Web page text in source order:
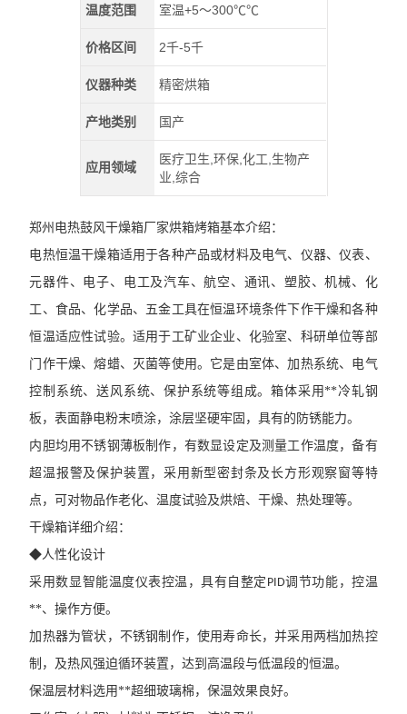
温度范围 室温+5～300℃℃
价格区间 2千-5千
仪器种类 精密烘箱
产地类别 国产
应用领域
医疗卫生,环保,化工,生物产
业,综合
郑州电热鼓风干燥箱厂家烘箱烤箱基本介绍：
电热恒温干燥箱适用于各种产品或材料及电气、仪器、仪表、
元器件、电子、电工及汽车、航空、通讯、塑胶、机械、化
工、食品、化学品、五金工具在恒温环境条件下作干燥和各种
恒温适应性试验。适用于工矿业企业、化验室、科研单位等部
门作干燥、熔蜡、灭菌等使用。它是由室体、加热系统、电气
控制系统、送风系统、保护系统等组成。箱体采用**冷轧钢
板，表面静电粉末喷涂，涂层坚硬牢固，具有的防锈能力。
内胆均用不锈钢薄板制作，有数显设定及测量工作温度，备有
超温报警及保护装置，采用新型密封条及长方形观察窗等特
点，可对物品作老化、温度试验及烘焙、干燥、热处理等。
干燥箱详细介绍：
◆人性化设计
采用数显智能温度仪表控温，具有自整定 PID调节功能，控温
**、操作方便。
加热器为管状，不锈钢制作，使用寿命长，并采用两档加热控
制，及热风强迫循环装置，达到高温段与低温段的恒温。
保温层材料选用**超细玻璃棉，保温效果良好。